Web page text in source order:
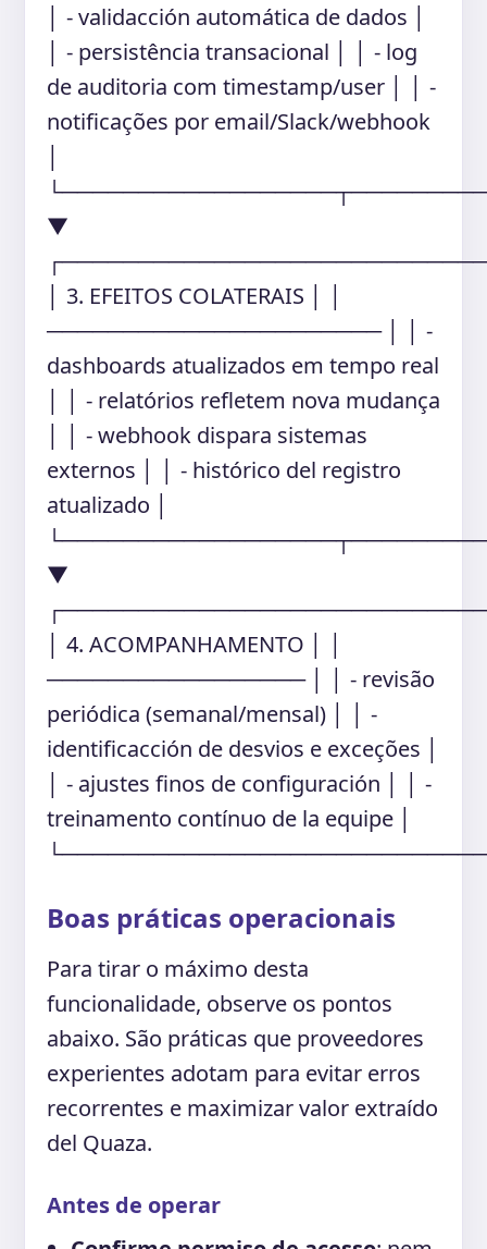
│ - validacción automática de dados │
│ - persistência transacional │ │ - log
de auditoria com timestamp/user │ │ -
notificações por email/Slack/webhook
▼
│ 3. EFEITOS COLATERAIS │ │
────────────────────── │ │ -
dashboards atualizados em tempo real
│ │ - relatórios refletem nova mudança
│ │ - webhook dispara sistemas
externos │ │ - histórico del registro
atualizado │
▼
│ 4. ACOMPANHAMENTO │ │
───────────────── │ │ - revisão
periódica (semanal/mensal) │ │ -
identificacción de desvios e exceções │
│ - ajustes finos de configuración │ │ -
treinamento contínuo de la equipe │
Boas práticas operacionais
Para tirar o máximo desta
funcionalidade, observe os pontos
abaixo. São práticas que proveedores
experientes adotam para evitar erros
recorrentes e maximizar valor extraído
del Quaza.
Antes de operar